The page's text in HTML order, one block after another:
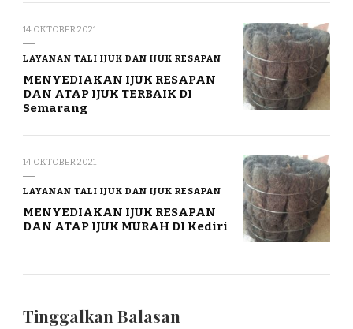
14 OKTOBER 2021
LAYANAN TALI IJUK DAN IJUK RESAPAN
MENYEDIAKAN IJUK RESAPAN
DAN ATAP IJUK TERBAIK DI
Semarang
14 OKTOBER 2021
LAYANAN TALI IJUK DAN IJUK RESAPAN
MENYEDIAKAN IJUK RESAPAN
DAN ATAP IJUK MURAH DI Kediri
Tinggalkan Balasan